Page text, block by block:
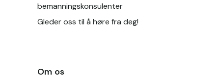
bemanningskonsulenter
Gleder oss til å høre fra deg!
Om os